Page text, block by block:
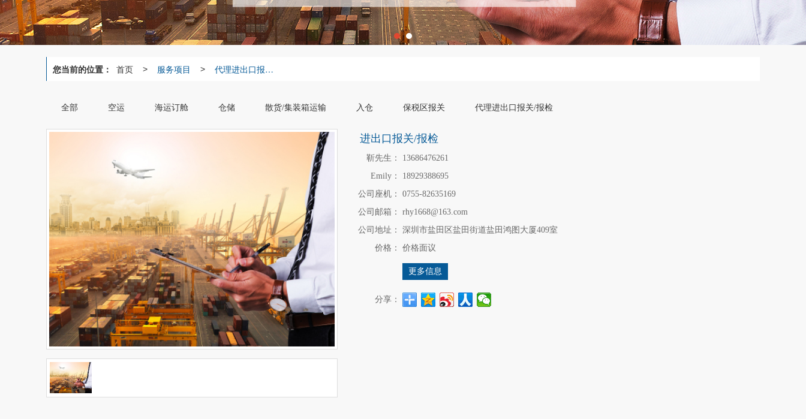
您当前的位置： 首页 > 服务项目 > 代理进出口报关/报检
全部 空运 海运订舱 仓储 散货/集装箱运输 入仓 保税区报关 代理进出口报关/报检
进出口报关/报检
靳先生：
13686476261
Emily：
18929388695
公司座机：
0755-82635169
公司邮箱：
rhy1668@163.com
公司地址：
深圳市盐田区盐田街道盐田鸿图大厦409室
价格：
价格面议
更多信息
分享：